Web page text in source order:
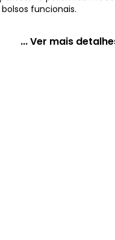
funcionais.
... Ver mais